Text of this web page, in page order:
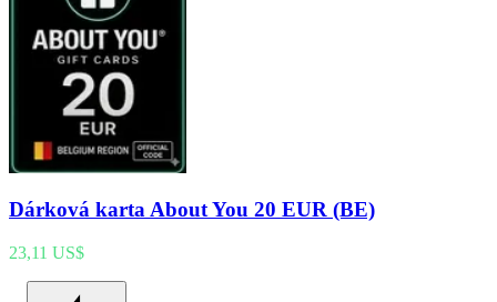
Dárková karta About You 20 EUR (BE)
23,11 US$